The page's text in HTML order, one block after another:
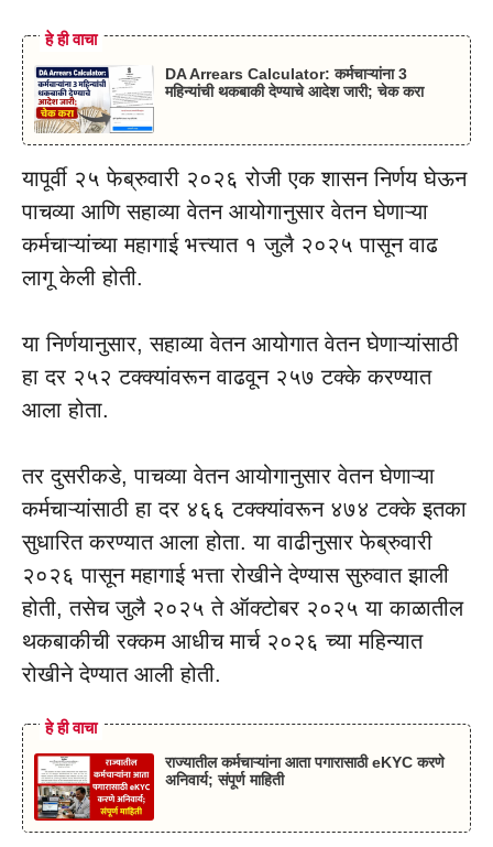
हे ही वाचा
DA Arrears Calculator: कर्मचाऱ्यांना 3
महिन्यांची थकबाकी देण्याचे आदेश जारी; चेक करा
यापूर्वी २५ फेब्रुवारी २०२६ रोजी एक शासन निर्णय घेऊन
पाचव्या आणि सहाव्या वेतन आयोगानुसार वेतन घेणाऱ्या
कर्मचाऱ्यांच्या महागाई भत्त्यात १ जुलै २०२५ पासून वाढ
लागू केली होती.
या निर्णयानुसार, सहाव्या वेतन आयोगात वेतन घेणाऱ्यांसाठी
हा दर २५२ टक्क्यांवरून वाढवून २५७ टक्के करण्यात
आला होता.
तर दुसरीकडे, पाचव्या वेतन आयोगानुसार वेतन घेणाऱ्या
कर्मचाऱ्यांसाठी हा दर ४६६ टक्क्यांवरून ४७४ टक्के इतका
सुधारित करण्यात आला होता. या वाढीनुसार फेब्रुवारी
२०२६ पासून महागाई भत्ता रोखीने देण्यास सुरुवात झाली
होती, तसेच जुलै २०२५ ते ऑक्टोबर २०२५ या काळातील
थकबाकीची रक्कम आधीच मार्च २०२६ च्या महिन्यात
रोखीने देण्यात आली होती.
हे ही वाचा
राज्यातील कर्मचाऱ्यांना आता पगारासाठी eKYC करणे
अनिवार्य; संपूर्ण माहिती